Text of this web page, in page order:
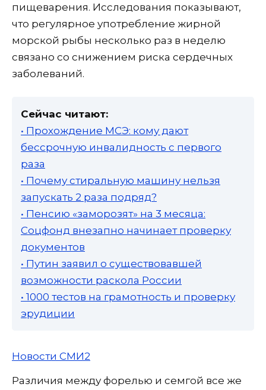
пищеварения. Исследования показывают,
что регулярное употребление жирной
морской рыбы несколько раз в неделю
связано со снижением риска сердечных
заболеваний.
Сейчас читают:
• Прохождение МСЭ: кому дают
бессрочную инвалидность с первого
раза
• Почему стиральную машину нельзя
запускать 2 раза подряд?
• Пенсию «заморозят» на 3 месяца:
Соцфонд внезапно начинает проверку
документов
• Путин заявил о существовавшей
возможности раскола России
• 1000 тестов на грамотность и проверку
эрудиции
Новости СМИ2
Различия между форелью и семгой все же